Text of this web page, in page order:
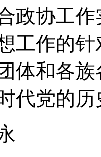
政协工
工作的
体和各
代党的